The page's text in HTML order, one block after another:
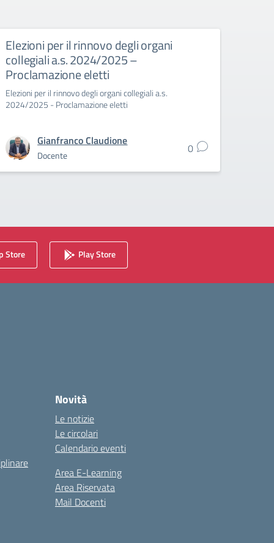
Elezioni per il rinnovo degli organi
collegiali a.s. 2024/2025 –
Proclamazione eletti
Elezioni per il rinnovo degli organi collegiali a.s.
2024/2025 - Proclamazione eletti
Gianfranco Claudione
Docente 0
Store Play Store
Novità
Le notizie
Le circolari
Calendario eventi
Area E-Learning
Area Riservata
Mail Docenti